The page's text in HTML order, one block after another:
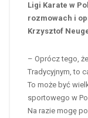
Ligi Karate w
rozmowach i
Krzysztof
– Oprócz tego,
Tradycyjnym, to
To może być
sportowego w
Na razie mogę